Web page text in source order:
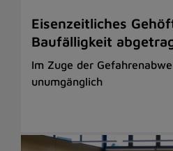
Eisenzeitliches
Baufälligkeit
Im Zuge der
unumgänglich